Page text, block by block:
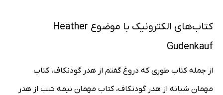
کتاب‌های الکترونیک با موضوع Heather
Gudenkauf
از جمله کتاب طوری که دروغ گفتم از هدر گودنکاف، کتاب
مهمان شبانه از هدر گودنکاف، کتاب مهمان نیمه شب از هدر